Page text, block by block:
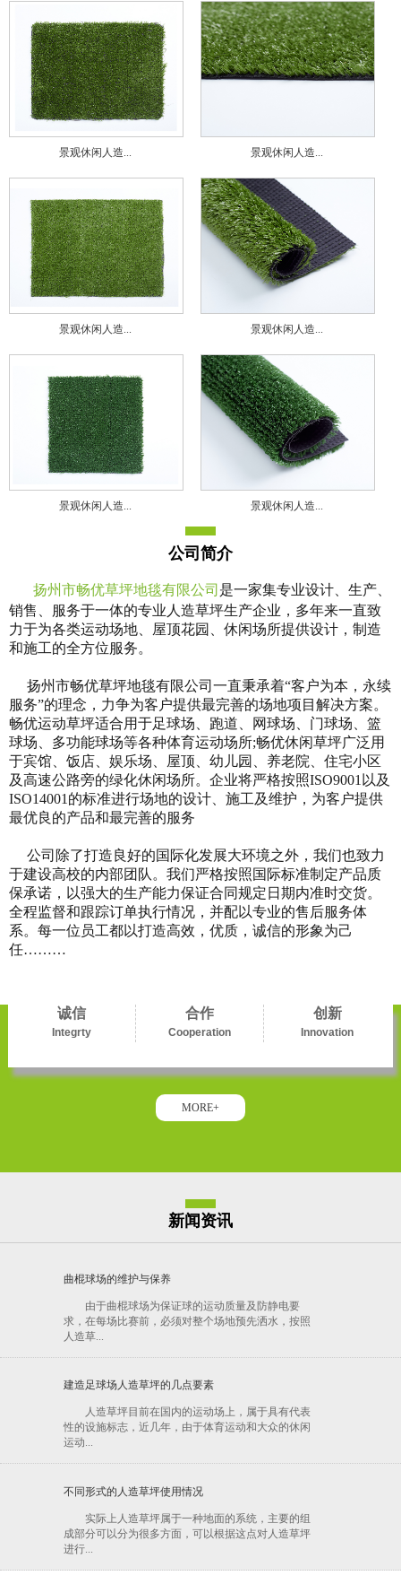
景观休闲人造... 景观休闲人造...
景观休闲人造... 景观休闲人造...
景观休闲人造... 景观休闲人造...
公司简介
扬州市畅优草坪地毯有限公司 是一家集专业设计、生产、
销售、服务于一体的专业人造草坪生产企业，多年来一直致
力于为各类运动场地、屋顶花园、休闲场所提供设计，制造
和施工的全方位服务。
扬州市畅优草坪地毯有限公司一直秉承着“客户为本，永续
服务”的理念，力争为客户提供最完善的场地项目解决方案。
畅优运动草坪适合用于足球场、跑道、网球场、门球场、篮
球场、多功能球场等各种体育运动场所;畅优休闲草坪广泛用
于宾馆、饭店、娱乐场、屋顶、幼儿园、养老院、住宅小区
及高速公路旁的绿化休闲场所。企业将严格按照ISO9001以及
ISO14001的标准进行场地的设计、施工及维护，为客户提供
最优良的产品和最完善的服务
公司除了打造良好的国际化发展大环境之外，我们也致力
于建设高校的内部团队。我们严格按照国际标准制定产品质
保承诺，以强大的生产能力保证合同规定日期内准时交货。
全程监督和跟踪订单执行情况，并配以专业的售后服务体
系。每一位员工都以打造高效，优质，诚信的形象为己
任………
诚信
Integrty
合作
Cooperation
创新
Innovation
MORE+
新闻资讯
曲棍球场的维护与保养
由于曲棍球场为保证球的运动质量及防静电要
求，在每场比赛前，必须对整个场地预先洒水，按照
人造草...
建造足球场人造草坪的几点要素
人造草坪目前在国内的运动场上，属于具有代表
性的设施标志，近几年，由于体育运动和大众的休闲
运动...
不同形式的人造草坪使用情况
实际上人造草坪属于一种地面的系统，主要的组
成部分可以分为很多方面，可以根据这点对人造草坪
进行...